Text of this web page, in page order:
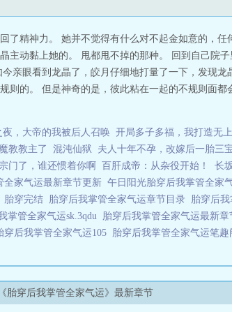
掌上明珠没有如期待中长成第一闺秀，反而策马扬鞭，
山河锦绣、人间繁芜，她哪有时间理会情情爱爱。
了精神力。 她并不觉得有什么对不起金如意的，
主动黏上她的。 甩都甩不掉的那种。 回到自己院
亲眼看到龙晶了，皎月仔细地打量了一下，发现
则的。 但是神奇的是，彼此粘在一起的不规则面
夜，大帝的我被后人召唤 开局多子多福，我打造无
教教主了 混沌仙狱 夫人十年不孕，改嫁后一胎三
门了，谁还惯着你啊 百肝成帝：从杂役开始！ 长
全家气运最新章节更新 午日阳光胎穿后我掌管全家
胎穿完结 胎穿后我掌管全家气运章节目录 胎穿后
掌管全家气运sk.3qdu 胎穿后我掌管全家气运最新
穿后我掌管全家气运105 胎穿后我掌管全家气运笔趣
《胎穿后我掌管全家气运》最新章节